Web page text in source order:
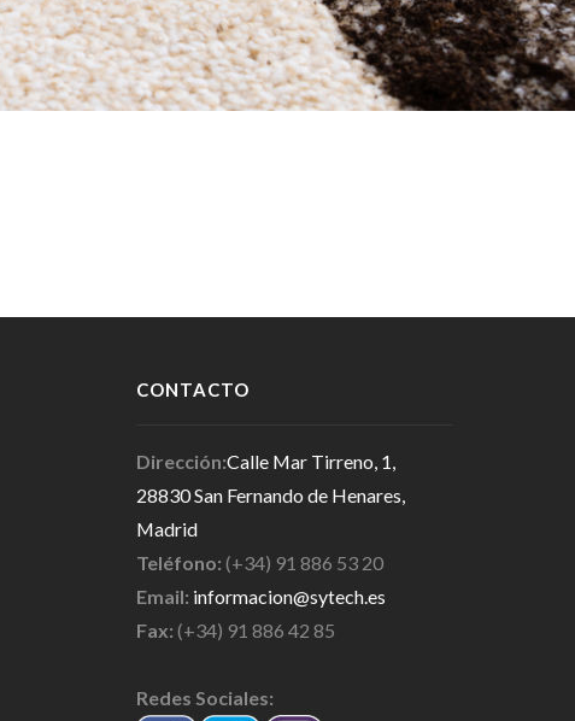
CONTACTO
Dirección:Calle Mar Tirreno, 1,
28830 San Fernando de Henares,
Madrid
Teléfono: (+34) 91 886 53 20
Email: informacion@sytech.es
Fax: (+34) 91 886 42 85
Redes Sociales: